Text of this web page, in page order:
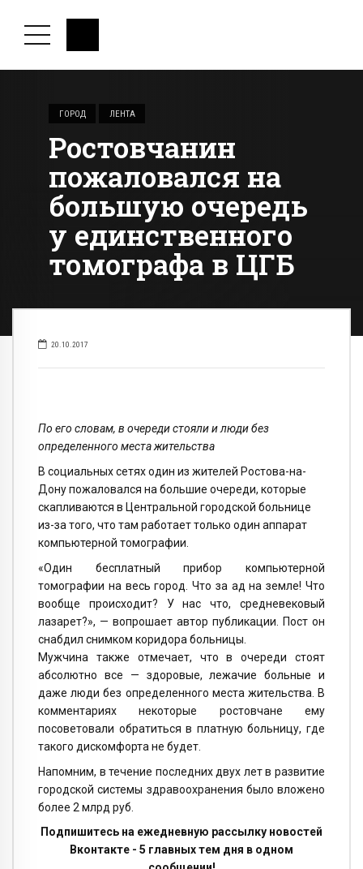
ГОРОД ЛЕНТА
Ростовчанин
пожаловался на
большую очередь
у единственного
томографа в ЦГБ
20.10.2017
По его словам, в очереди стояли и люди без
определенного места жительства
В социальных сетях один из жителей Ростова-на-
Дону пожаловался на большие очереди, которые
скапливаются в Центральной городской больнице
из-за того, что там работает только один аппарат
компьютерной томографии.
«Один бесплатный прибор компьютерной
томографии на весь город. Что за ад на земле! Что
вообще происходит? У нас что, средневековый
лазарет?», — вопрошает автор публикации. Пост он
снабдил снимком коридора больницы.
Мужчина также отмечает, что в очереди стоят
абсолютно все — здоровые, лежачие больные и
даже люди без определенного места жительства. В
комментариях некоторые ростовчане ему
посоветовали обратиться в платную больницу, где
такого дискомфорта не будет.
Напомним, в течение последних двух лет в развитие
городской системы здравоохранения было вложено
более 2 млрд руб.
Подпишитесь на ежедневную рассылку новостей
Вконтакте - 5 главных тем дня в одном